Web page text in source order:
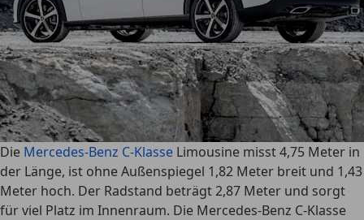
Die Mercedes-Benz C-Klasse Limousine misst 4,75 Meter in
der Länge, ist ohne Außenspiegel 1,82 Meter breit und 1,43
Meter hoch. Der Radstand beträgt 2,87 Meter und sorgt
für viel Platz im Innenraum. Die Mercedes-Benz C-Klasse